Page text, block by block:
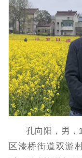
理论学习
社科强省
江苏
孔向阳，男，
区漆桥街道双游